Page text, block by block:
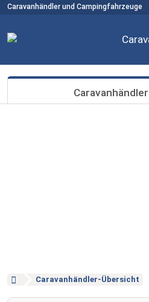
Caravanhändler und Campingfahrzeuge
Caravanhändler
Caravanhändler-Übersicht